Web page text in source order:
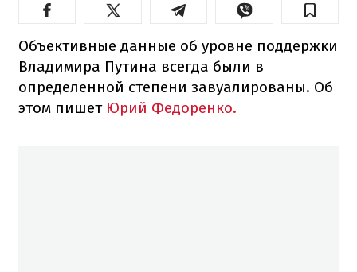
Объективные данные об уровне поддержки
Владимира Путина всегда были в
определенной степени завуалированы. Об
этом пишет Юрий Федоренко.